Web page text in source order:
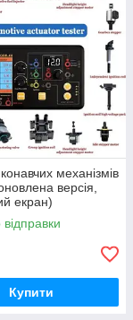
механізмів
версія,
екран)
Купити